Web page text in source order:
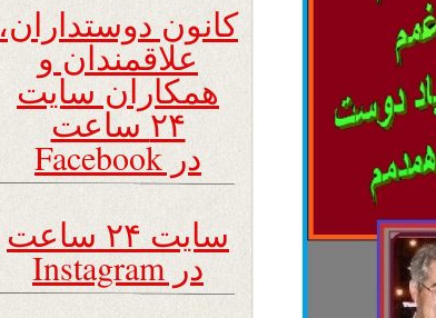
کانون دوستداران،
علاقمندان و
همکاران سایت
۲۴ ساعت
در Facebook
سایت ۲۴ ساعت
در Instagram